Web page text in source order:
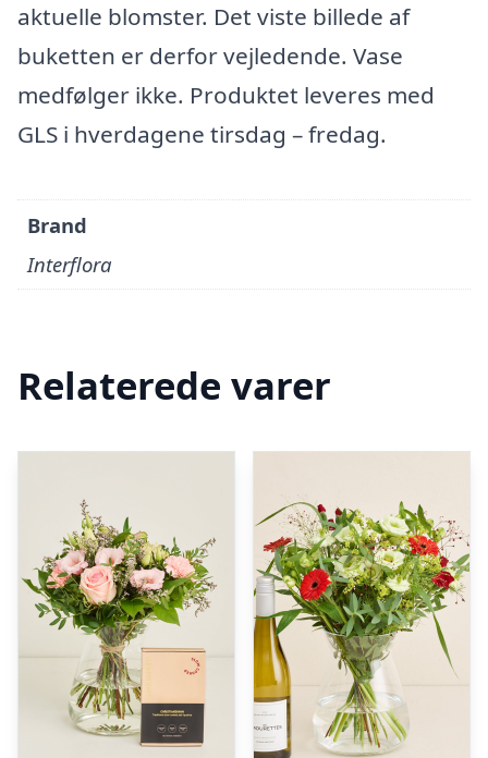
aktuelle blomster. Det viste billede af
buketten er derfor vejledende. Vase
medfølger ikke. Produktet leveres med
GLS i hverdagene tirsdag – fredag.
Brand
Interflora
Relaterede varer